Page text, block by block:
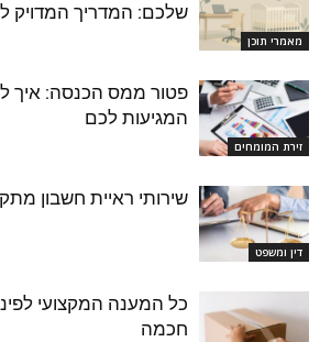
מאמרי תוכן
שלכם: המדריך המדויק
זירת המומחים
פטור ממס הכנסה: איך
המגיעות לכם
דין ומשפט
שירותי ראיית חשבון
כל המענה המקצועי
חכמה